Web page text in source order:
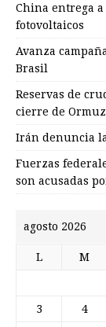
China entrega
fotovoltaicos
Avanza
Brasil
Reservas de
cierre de
Irán denuncia
Fuerzas
son acusadas
agosto 2026
L M
3 4